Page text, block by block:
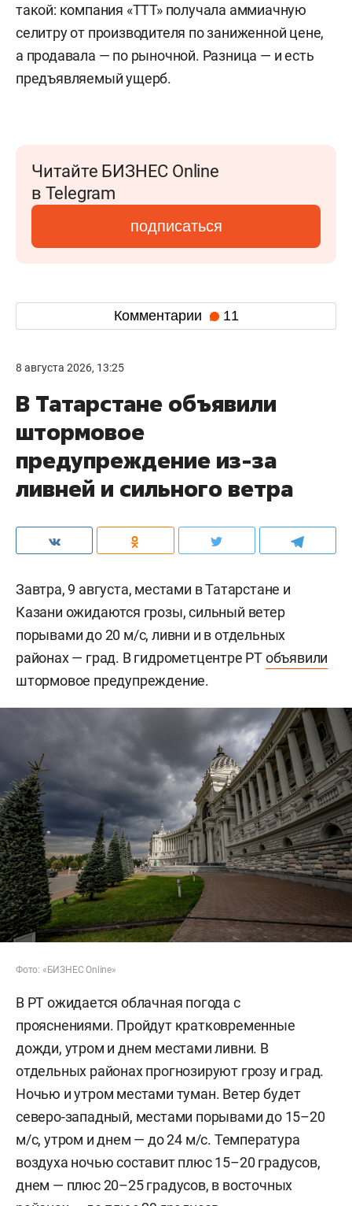
такой: компания «ТТТ» получала аммиачную
селитру от производителя по заниженной цене,
а продавала — по рыночной. Разница — и есть
предъявляемый ущерб.
Читайте БИЗНЕС Online
в Telegram
подписаться
Комментарии 11
8 августа 2026, 13:25
В Татарстане объявили
штормовое
предупреждение из-за
ливней и сильного ветра
Завтра, 9 августа, местами в Татарстане и
Казани ожидаются грозы, сильный ветер
порывами до 20 м/c, ливни и в отдельных
районах — град. В гидрометцентре РТобъявили
штормовое предупреждение.
Фото: «БИЗНЕС Online»
В РТ ожидается облачная погода с
прояснениями. Пройдут кратковременные
дожди, утром и днем местами ливни. В
отдельных районах прогнозируют грозу и град.
Ночью и утром местами туман. Ветер будет
северо-западный, местами порывами до 15–20
м/c, утром и днем — до 24 м/с. Температура
воздуха ночью составит плюс 15–20 градусов,
днем — плюс 20–25 градусов, в восточных